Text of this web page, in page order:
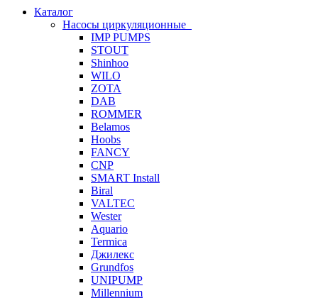
Каталог
Насосы циркуляционные
IMP PUMPS
STOUT
Shinhoo
WILO
ZOTA
DAB
ROMMER
Belamos
Hoobs
FANCY
CNP
SMART Install
Biral
VALTEC
Wester
Aquario
Termica
Джилекс
Grundfos
UNIPUMP
Millennium